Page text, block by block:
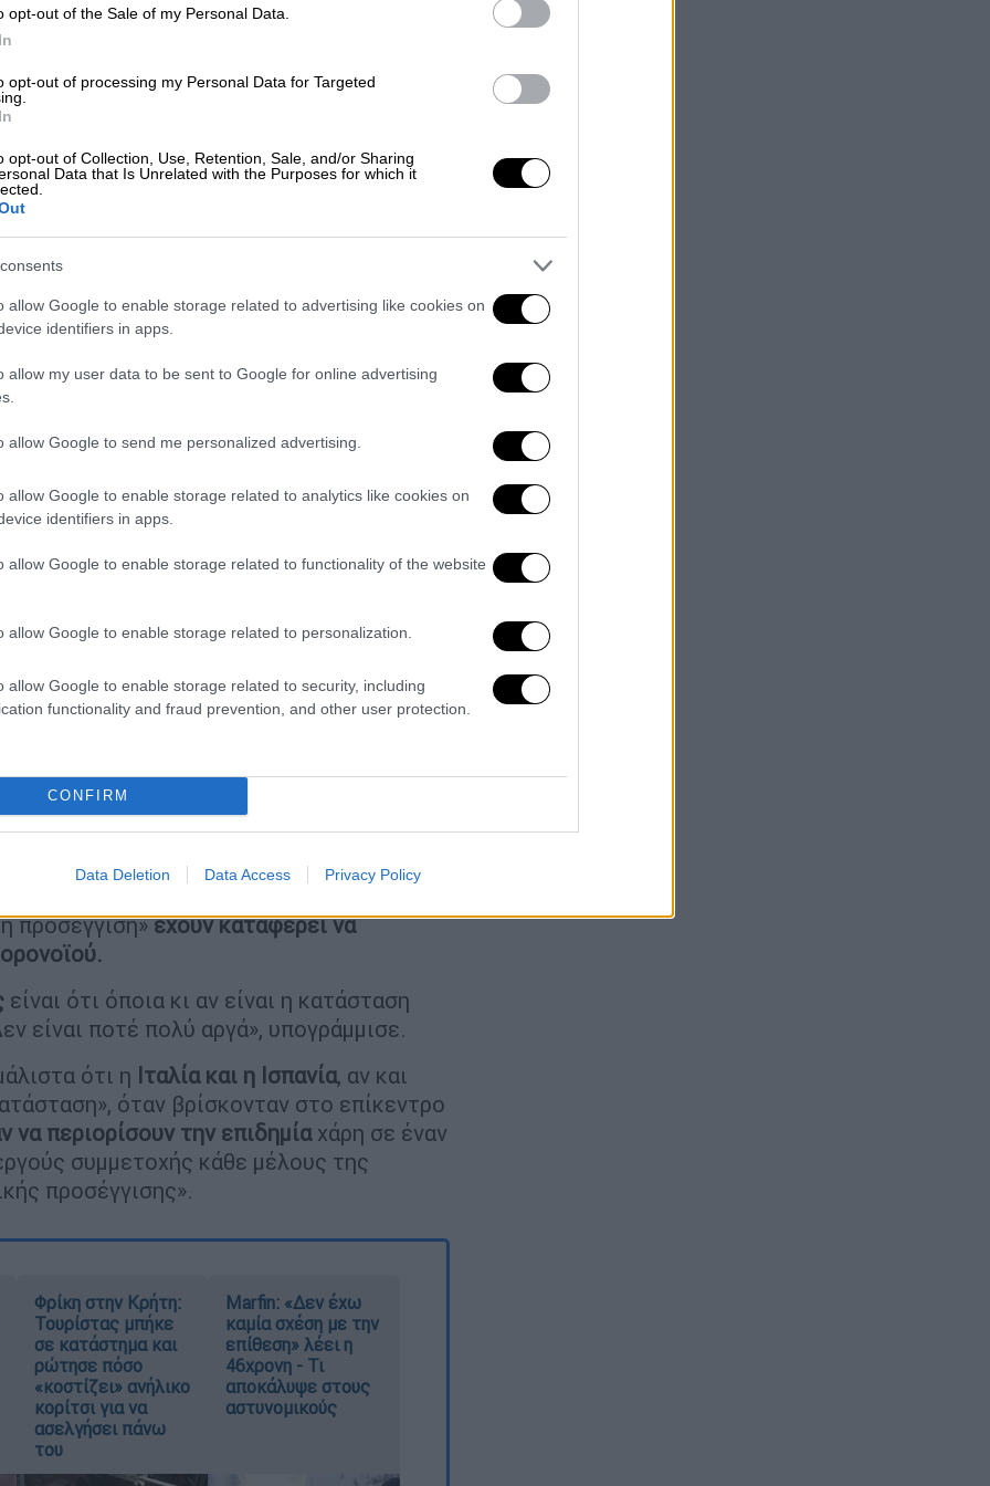
opt-out of the Sale of my Personal Data.
opt-out of processing my Personal Data for Targeted
opt-out of Collection, Use, Retention, Sale, and/or Sharing
Data that Is Unrelated with the Purposes for which it
allow Google to enable storage related to advertising like cookies on
identifiers in apps.
allow my user data to be sent to Google for online advertising
allow Google to send me personalized advertising.
allow Google to enable storage related to analytics like cookies on
identifiers in apps.
allow Google to enable storage related to functionality of the website
allow Google to enable storage related to personalization.
allow Google to enable storage related to security, including
functionality and fraud prevention, and other user protection.
CONFIRM
Data Deletion Data Access Privacy Policy
προσέγγιση. Αυτές οι
μπροστά τους»
, σημείωσε ο γενικός
κανένα κράτος, σύμφωνα με το ΑΠΕ.
τα 100.000 νέα κρούσματα την ημέρα
τα 100.000 νέα κρούσματα την ημέρα
ο καλύτερος τρόπος για να εξέλθουμε
μια
για μία ακόμη φορά έκκληση να
να εντοπίζονται και να
σε καραντίνα οι επαφές τους και να
επισημαίνοντας πως οι χώρες που
προσέγγιση»έχουν καταφέρει να
είναι ότι όποια κι αν είναι η κατάσταση
είναι ποτέ πολύ αργά», υπογράμμισε.
ότι η Ιταλία και η Ισπανία, αν και
όταν βρίσκονταν στο επίκεντρο
να περιορίσουν την επιδημία χάρη σε έναν
συμμετοχής κάθε μέλους της
προσέγγισης».
Φρίκη στην Κρήτη:
Τουρίστας μπήκε
σε κατάστημα και
ρώτησε πόσο
«κοστίζει» ανήλικο
κορίτσι για να
ασελγήσει πάνω
του
Marfin: «Δεν έχω
καμία σχέση με την
επίθεση» λέει η
46χρονη - Τι
αποκάλυψε στους
αστυνομικούς